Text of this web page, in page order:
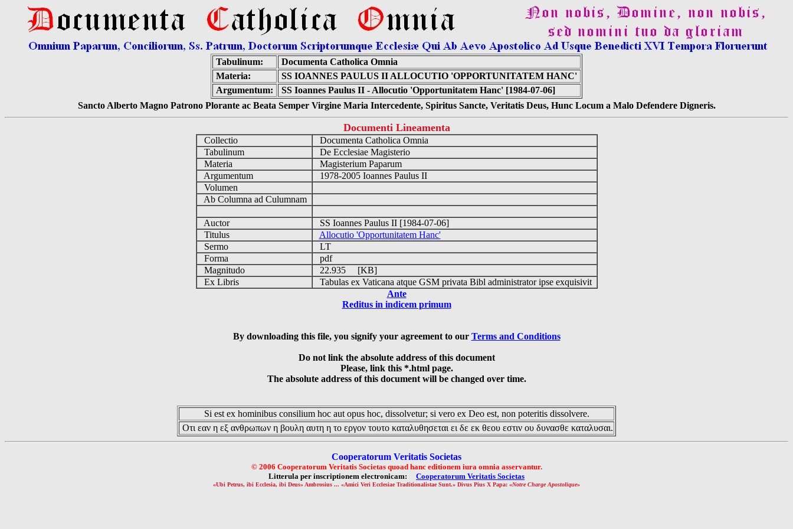
Tabulinum:
Documenta Catholica Omnia
Materia:
SS IOANNES PAULUS II ALLOCUTIO 'OPPORTUNITATEM HANC'
Argumentum:
SS Ioannes Paulus II - Allocutio 'Opportunitatem Hanc' [1984-07-06]
Sancto Alberto Magno Patrono Plorante ac Beata Semper Virgine Maria Intercedente, Spiritus Sancte, Veritatis Deus, Hunc Locum a Malo Defendere Digneris.
Documenti Lineamenta
Collectio
Documenta Catholica Omnia
Tabulinum
De Ecclesiae Magisterio
Materia
Magisterium Paparum
Argumentum
1978-2005 Ioannes Paulus II
Volumen
Ab Columna ad Culumnam
Auctor
SS Ioannes Paulus II [1984-07-06]
Titulus
Allocutio 'Opportunitatem Hanc'
Sermo
LT
Forma
pdf
Magnitudo
22.935 [KB]
Ex Libris
Tabulas ex Vaticana atque GSM privata Bibl administrator ipse exquisivit
Ante
Reditus in indicem primum
By downloading this file, you signify your agreement to our Terms and Conditions
Do not link the absolute address of this document
Please, link this *.html page.
The absolute address of this document will be changed over time.
Si est ex hominibus consilium hoc aut opus hoc, dissolvetur; si vero ex Deo est, non poteritis dissolvere.
Οτι εαν η εξ ανθρωπων η βουλη αυτη η το εργον τουτο καταλυθησεται ει δε εκ θεου εστιν ου δυνασθε καταλυσαι.
Cooperatorum Veritatis Societas
© 2006 Cooperatorum Veritatis Societas quoad hanc editionem iura omnia asservantur.
Litterula per inscriptionem electronicam: Cooperatorum Veritatis Societas
«Ubi Petrus, ibi Ecclesia, ibi Deus» Ambrosius ... «Amici Veri Ecclesiae Traditionalistae Sunt.» Divus Pius X Papa: «Notre Charge Apostolique»